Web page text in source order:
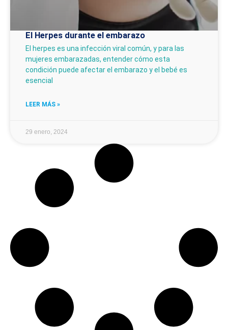
El Herpes durante el embarazo
El herpes es una infección viral común, y para las
mujeres embarazadas, entender cómo esta
condición puede afectar el embarazo y el bebé es
esencial
LEER MÁS »
29 enero, 2024